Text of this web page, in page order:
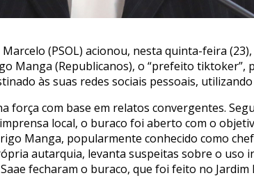
(PSOL) acionou, nesta quinta-feira
Manga (Republicanos), o “prefeito
às suas redes sociais pessoais,
força com base em relatos convergentes.
local, o buraco foi aberto com o
Manga, popularmente conhecido como
autarquia, levanta suspeitas sobre o uso
fecharam o buraco, que foi feito no Jardim